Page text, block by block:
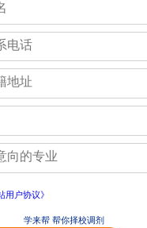
用户协议》
学来帮 帮你择校调剂